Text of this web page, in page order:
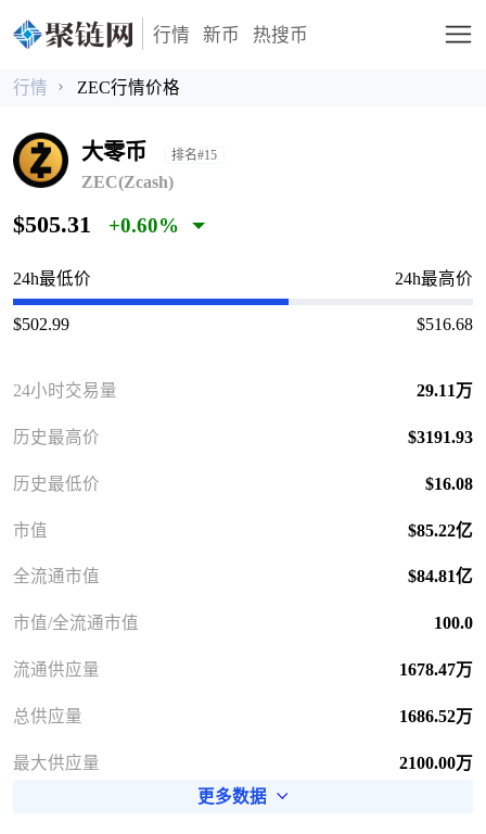
行情 新币 热搜币
行情 ZEC行情价格
大零币 排名#15
ZEC(Zcash)
$505.31 +0.60%
24h最低价 24h最高价
$502.99 $516.68
24小时交易量 29.11万
历史最高价 $3191.93
历史最低价 $16.08
市值 $85.22亿
全流通市值 $84.81亿
市值/全流通市值 100.0
流通供应量 1678.47万
总供应量 1686.52万
最大供应量
2100.00万
更多数据